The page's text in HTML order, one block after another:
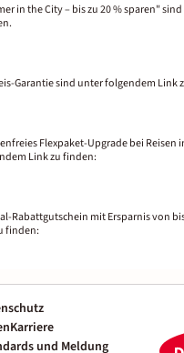
in the City – bis zu 20 % sparen"
Garantie sind unter folgendem Link
Flexpaket-Upgrade bei Reisen
Link zu finden:
Rabattgutschein mit Ersparnis von
finden:
Karriere
und Meldung